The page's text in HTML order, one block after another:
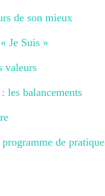
de son mieux
Je Suis »
valeurs
les balancements
de pratique